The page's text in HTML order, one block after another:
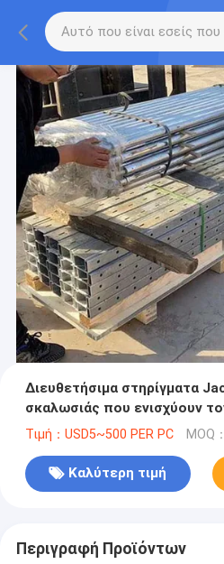
Διευθετήσιμα στηρίγματα
σκαλωσιάς που ενισχύουν
εγκιβωτισμό οικοδόμησης
Τιμή：USD5~500 PER PC MOQ
Καλύτερη τιμή
Περιγραφή Προϊόντων